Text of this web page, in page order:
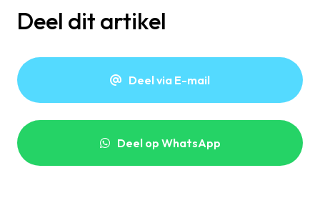
Deel dit artikel
Deel via E-mail
Deel op WhatsApp